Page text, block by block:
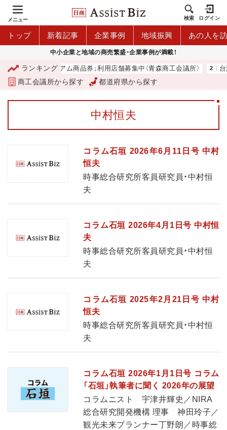
メニュー 検索 ログイン
トップ 新着記事 企業事例 地域振興 あの人を
中小企業と地域の商売繁盛・企業事例が満載！
ランキング
「青森市プレミアム商品券」利用店舗募集中（青森商工会議所） 台湾
商工会議所から探す 都道府県から探す
中村恒夫
コラム石垣 2026年6月11日号 中村
恒夫
時事総合研究所客員研究員・中村恒
夫
コラム石垣 2026年4月1日号 中村恒
夫
時事総合研究所客員研究員・中村恒
夫
コラム石垣 2025年2月21日号 中村
恒夫
時事総合研究所客員研究員・中村恒
夫
コラム石垣 2026年1月1日号 コラム
「石垣」執筆者に聞く 2026年の展望
コラムニスト 宇津井輝史／NIRA
総合研究開発機構 理事 神田玲子／
観光未来プランナー丁野朗／時事総